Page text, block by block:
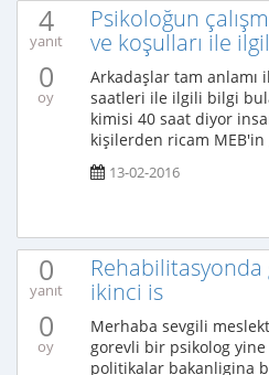
4
yanıt
0
oy
Psikoloğun
ve koşulları ile
Arkadaşlar tam anlamı
saatleri ile ilgili bilgi
kimisi 40 saat diyor
kişilerden ricam
13-02-2016
0
yanıt
0
oy
ikinci is
Merhaba sevgili
gorevli bir psikolog
politikalar bakanligina